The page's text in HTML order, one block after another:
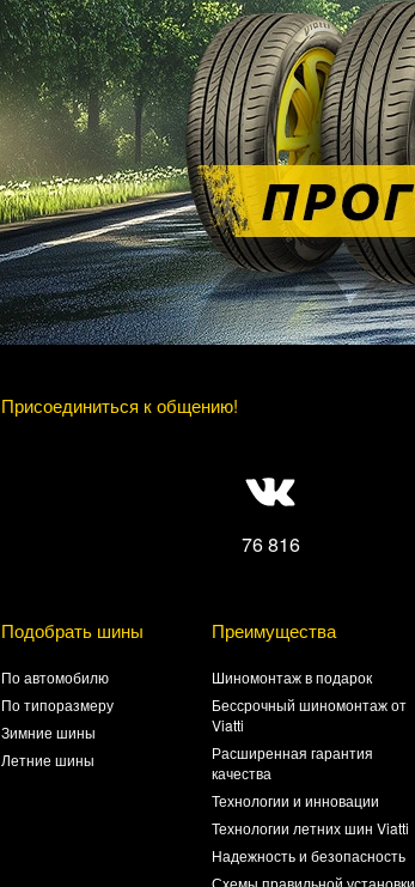
Присоединиться к общению!
76 816
Подобрать шины
По автомобилю
По типоразмеру
Зимние шины
Летние шины
Преимущества
Шиномонтаж в подарок
Бессрочный шиномонтаж от
Viatti
Расширенная гарантия
качества
Технологии и инновации
Технологии летних шин Viatti
Надежность и безопасность